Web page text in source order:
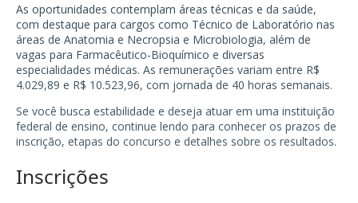
As oportunidades contemplam áreas técnicas e da saúde,
com destaque para cargos como Técnico de Laboratório nas
áreas de Anatomia e Necropsia e Microbiologia, além de
vagas para Farmacêutico-Bioquímico e diversas
especialidades médicas. As remunerações variam entre R$
4.029,89 e R$ 10.523,96, com jornada de 40 horas semanais.
Se você busca estabilidade e deseja atuar em uma instituição
federal de ensino, continue lendo para conhecer os prazos de
inscrição, etapas do concurso e detalhes sobre os resultados.
Inscrições